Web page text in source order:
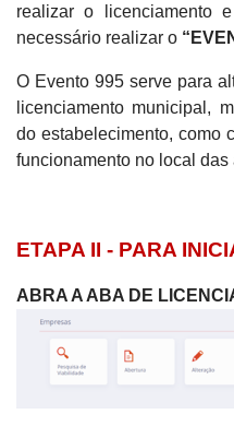
realizar o licenciamento
necessário realizar o
O Evento 995 serve para
licenciamento municipal,
do estabelecimento, como
funcionamento no local
ETAPA II - PARA
ABRA A ABA DE